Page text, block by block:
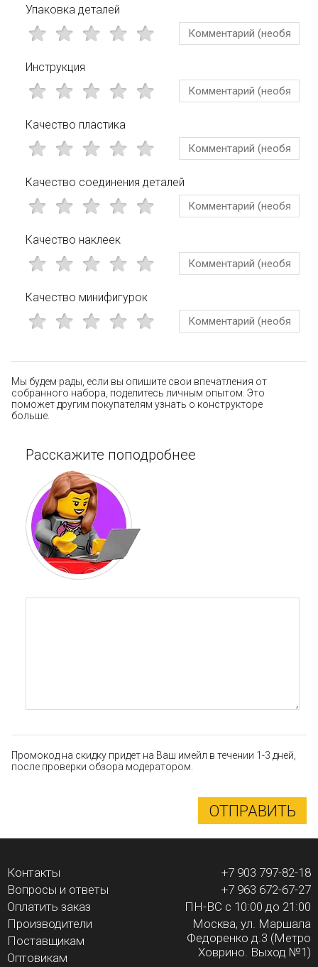
Упаковка деталей
Инструкция
Качество пластика
Качество соединения деталей
Качество наклеек
Качество минифигурок
Мы будем рады, если вы опишите свои впечатления от
собранного набора, поделитесь личным опытом. Это
поможет другим покупателям узнать о конструкторе
больше.
Расскажите поподробнее
Промокод на скидку придет на Ваш имейл в течении 1-3 дней,
после проверки обзора модератором.
ОТПРАВИТЬ
Контакты
Вопросы и ответы
Оплатить заказ
Производители
Поставщикам
Оптовикам
+7 903 797-82-18
+7 963 672-67-27
ПН-ВС с 10:00 до 21:00
Москва, ул. Маршала
Федоренко д.3 (Метро
Ховрино. Выход №1)